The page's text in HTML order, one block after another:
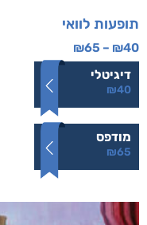
תופעות לוואי
₪40
–
₪65
דיגיטלי
₪40
מודפס
₪65